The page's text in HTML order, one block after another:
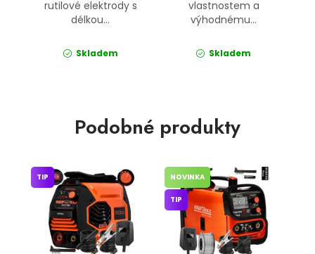
rutilové elektrody s
délkou...
Skladem
vlastnostem a
výhodnému...
Skladem
Podobné produkty
TIP NOVINKA
TIP